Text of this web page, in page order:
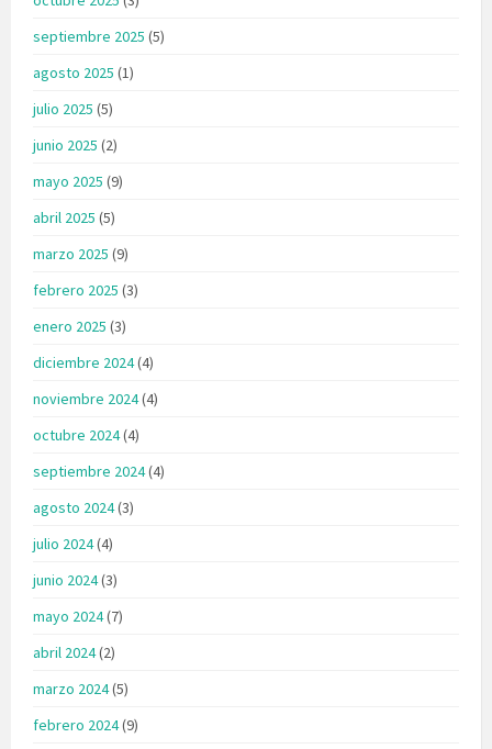
septiembre 2025 (5)
agosto 2025 (1)
julio 2025 (5)
junio 2025 (2)
mayo 2025 (9)
abril 2025 (5)
marzo 2025 (9)
febrero 2025 (3)
enero 2025 (3)
diciembre 2024(4)
noviembre 2024(4)
octubre 2024(4)
septiembre 2024(4)
agosto 2024(3)
julio 2024(4)
junio 2024(3)
mayo 2024(7)
abril 2024(2)
marzo 2024(5)
febrero 2024(9)